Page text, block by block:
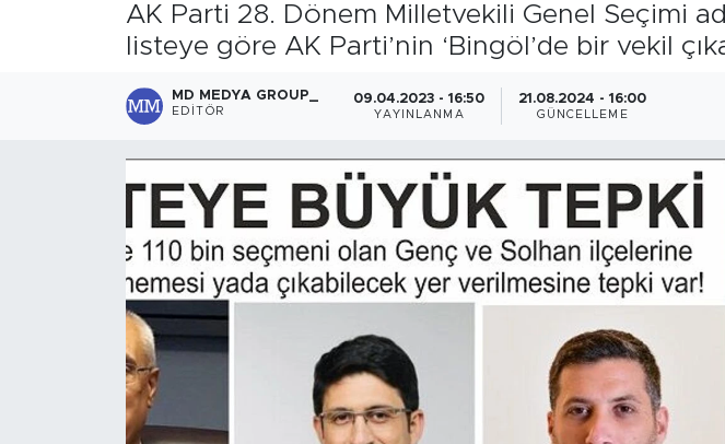
AK Parti 28. Dönem Milletvekili Genel Seçimi
listeye göre AK Parti’nin ‘Bingöl’de bir vekil
MD MEDYA GROUP_
EDITÖR
09.04.2023 - 16:50
YAYINLANMA
21.08.2024 - 16:00
GÜNCELLEME
Karlıova
Yayladere-Yedisu
MD Prestij Dergisi
Yaşam
Süper Lig Puan Durumu ve Fikstür
Son Dakika Haberleri
Haber Arşivi